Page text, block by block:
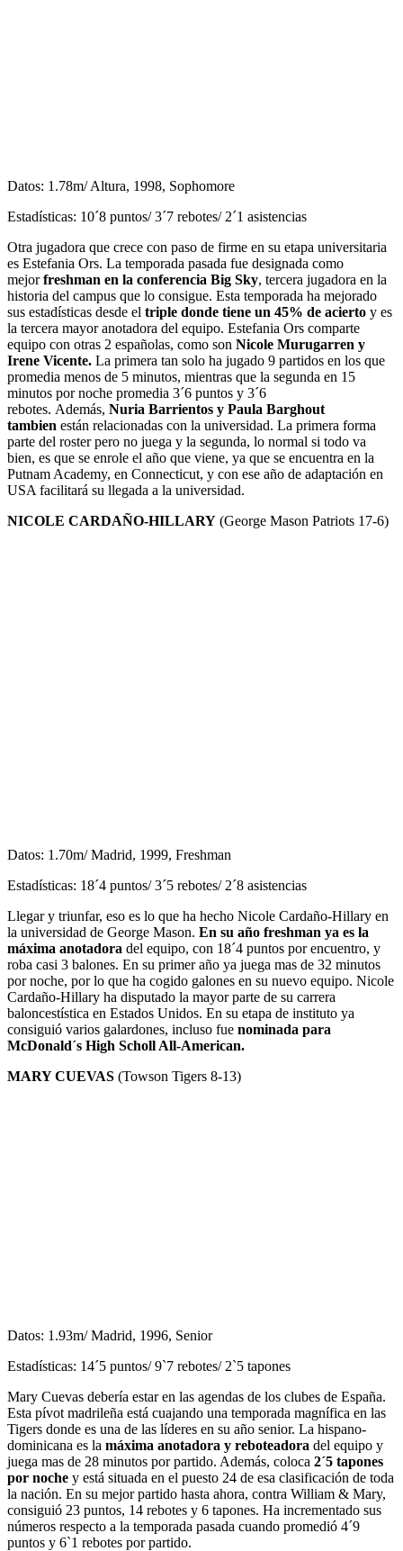
Datos: 1.78m/ Altura, 1998, Sophomore
Estadísticas: 10´8 puntos/ 3´7 rebotes/ 2´1 asistencias
Otra jugadora que crece con paso de firme en su etapa universitaria
es Estefania Ors. La temporada pasada fue designada como
mejorfreshman en la conferencia Big Sky, tercera jugadora en la
historia del campus que lo consigue. Esta temporada ha mejorado
sus estadísticas desde el triple donde tiene un 45% de acierto y es
la tercera mayor anotadora del equipo. Estefania Ors comparte
equipo con otras 2 españolas, como son Nicole Murugarren y
Irene Vicente. La primera tan solo ha jugado 9 partidos en los que
promedia menos de 5 minutos, mientras que la segunda en 15
minutos por noche promedia 3´6 puntos y 3´6
rebotes. Además, Nuria Barrientos y Paula Barghout
tambien están relacionadas con la universidad. La primera forma
parte del roster pero no juega y la segunda, lo normal si todo va
bien, es que se enrole el año que viene, ya que se encuentra en la
Putnam Academy, en Connecticut, y con ese año de adaptación en
USA facilitará su llegada a la universidad.
NICOLE CARDAÑO-HILLARY (George Mason Patriots 17-6)
Datos: 1.70m/ Madrid, 1999, Freshman
Estadísticas: 18´4 puntos/ 3´5 rebotes/ 2´8 asistencias
Llegar y triunfar, eso es lo que ha hecho Nicole Cardaño-Hillary en
la universidad de George Mason. En su año freshman ya es la
máxima anotadora del equipo, con 18´4 puntos por encuentro, y
roba casi 3 balones. En su primer año ya juega mas de 32 minutos
por noche, por lo que ha cogido galones en su nuevo equipo. Nicole
Cardaño-Hillary ha disputado la mayor parte de su carrera
baloncestística en Estados Unidos. En su etapa de instituto ya
consiguió varios galardones, incluso fue nominada para
McDonald´s High Scholl All-American.
MARY CUEVAS (Towson Tigers 8-13)
Datos: 1.93m/ Madrid, 1996, Senior
Estadísticas: 14´5 puntos/ 9`7 rebotes/ 2`5 tapones
Mary Cuevas debería estar en las agendas de los clubes de España.
Esta pívot madrileña está cuajando una temporada magnífica en las
Tigers donde es una de las líderes en su año senior. La hispano-
dominicana es la máxima anotadora y reboteadora del equipo y
juega mas de 28 minutos por partido. Además, coloca 2´5 tapones
por noche y está situada en el puesto 24 de esa clasificación de toda
la nación. En su mejor partido hasta ahora, contra William & Mary,
consiguió 23 puntos, 14 rebotes y 6 tapones. Ha incrementado sus
números respecto a la temporada pasada cuando promedió 4´9
puntos y 6`1 rebotes por partido.